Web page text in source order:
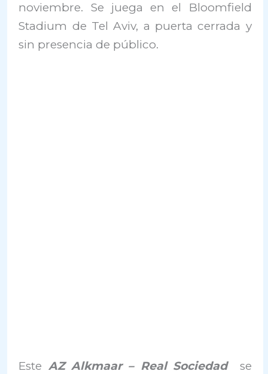
noviembre. Se juega en el Bloomfield
Stadium de Tel Aviv, a puerta cerrada y
sin presencia de público.
Este AZ Alkmaar – Real Sociedadse